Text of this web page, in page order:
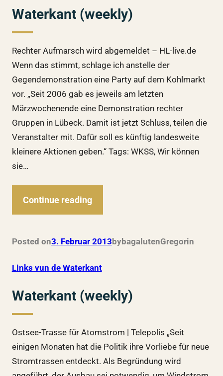
Waterkant (weekly)
Rechter Aufmarsch wird abgemeldet – HL-live.de
Wenn das stimmt, schlage ich anstelle der
Gegendemonstration eine Party auf dem Kohlmarkt
vor. „Seit 2006 gab es jeweils am letzten
Märzwochenende eine Demonstration rechter
Gruppen in Lübeck. Damit ist jetzt Schluss, teilen die
Veranstalter mit. Dafür soll es künftig landesweite
kleinere Aktionen geben.“ Tags: WKSS, Wir können
sie…
Continue reading
Posted on3. Februar 2013bybagalutenGregorin
Links vun de Waterkant
Waterkant (weekly)
Ostsee-Trasse für Atomstrom | Telepolis „Seit
einigen Monaten hat die Politik ihre Vorliebe für neue
Stromtrassen entdeckt. Als Begründung wird